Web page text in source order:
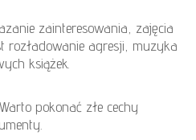
zainteresowania, zajęcia
rozładowanie agresji, muzyka
książek.
pokonać złe cechy